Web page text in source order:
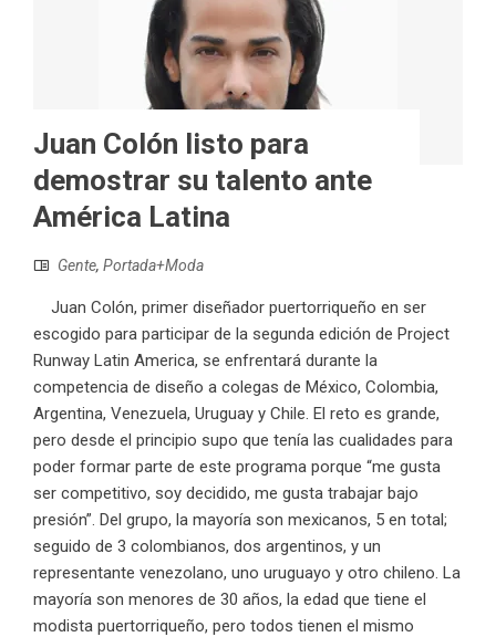
Juan Colón listo para
demostrar su talento ante
América Latina
Gente, Portada+Moda
Juan Colón, primer diseñador puertorriqueño en ser
escogido para participar de la segunda edición de Project
Runway Latin America, se enfrentará durante la
competencia de diseño a colegas de México, Colombia,
Argentina, Venezuela, Uruguay y Chile. El reto es grande,
pero desde el principio supo que tenía las cualidades para
poder formar parte de este programa porque “me gusta
ser competitivo, soy decidido, me gusta trabajar bajo
presión”. Del grupo, la mayoría son mexicanos, 5 en total;
seguido de 3 colombianos, dos argentinos, y un
representante venezolano, uno uruguayo y otro chileno. La
mayoría son menores de 30 años, la edad que tiene el
modista puertorriqueño, pero todos tienen el mismo